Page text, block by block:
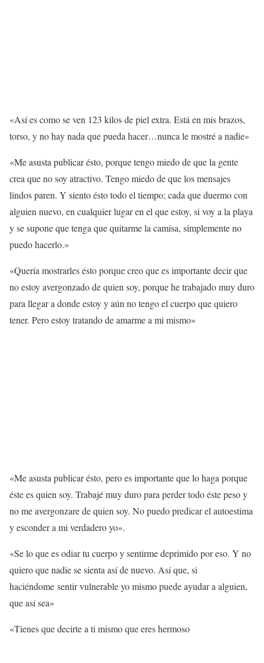
«Así es como se ven 123 kilos de piel extra. Está en mis brazos,
torso, y no hay nada que pueda hacer…nunca le mostré a nadie»
«Me asusta publicar ésto, porque tengo miedo de que la gente
crea que no soy atractivo. Tengo miedo de que los mensajes
lindos paren. Y siento ésto todo el tiempo; cada que duermo con
alguien nuevo, en cualquier lugar en el que estoy, si voy a la playa
y se supone que tenga que quitarme la camisa, simplemente no
puedo hacerlo.»
«Quería mostrarles ésto porque creo que es importante decir que
no estoy avergonzado de quien soy, porque he trabajado muy duro
para llegar a donde estoy y aún no tengo el cuerpo que quiero
tener. Pero estoy tratando de amarme a mi mismo»
«Me asusta publicar ésto, pero es importante que lo haga porque
éste es quien soy. Trabajé muy duro para perder todo éste peso y
no me avergonzare de quien soy. No puedo predicar el autoestima
y esconder a mi verdadero yo».
«Se lo que es odiar tu cuerpo y sentirme deprimido por eso. Y no
quiero que nadie se sienta así de nuevo. Así que, si
haciéndome sentir vulnerable yo mismo puede ayudar a alguien,
que así sea»
«Tienes que decirte a ti mismo que eres hermoso